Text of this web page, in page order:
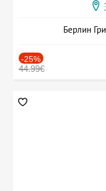
Берлин
-25%
44.99€